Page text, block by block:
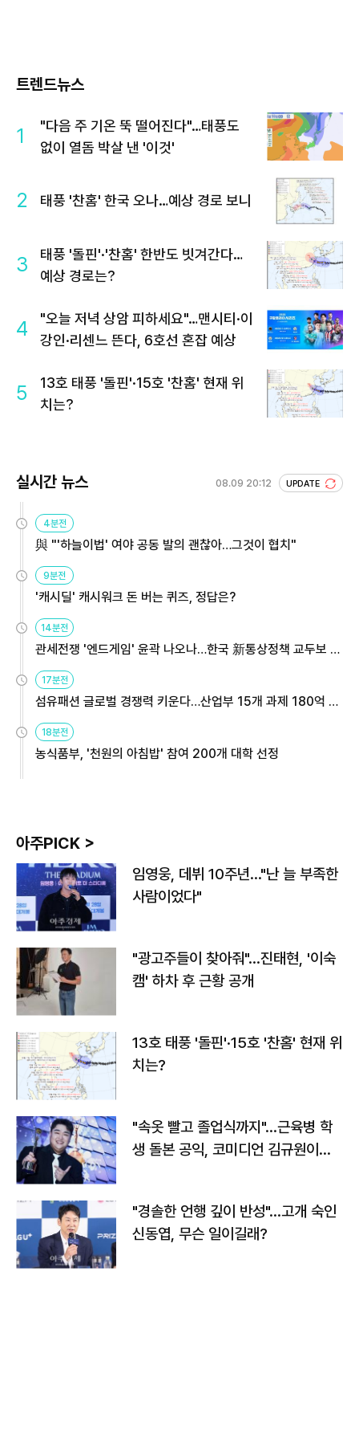
트렌드뉴스
1
"다음 주 기온 뚝 떨어진다"…태풍도
없이 열돔 박살 낸 '이것'
2 태풍 '찬홈' 한국 오나…예상 경로 보니
3
태풍 '돌핀'·'찬홈' 한반도 빗겨간다…
예상 경로는?
4
"오늘 저녁 상암 피하세요"…맨시티·이
강인·리센느 뜬다, 6호선 혼잡 예상
5
13호 태풍 '돌핀'·15호 '찬홈' 현재 위
치는?
실시간 뉴스 08.09 20:12 UPDATE
4분전
與 "'하늘이법' 여야 공동 발의 괜찮아…그것이 협치"
9분전
'캐시딜' 캐시워크 돈 버는 퀴즈, 정답은?
14분전
관세전쟁 '엔드게임' 윤곽 나오나…한국 新통상정책 교두보 활
용해야
17분전
섬유패션 글로벌 경쟁력 키운다…산업부 15개 과제 180억 지
원
18분전
농식품부, '천원의 아침밥' 참여 200개 대학 선정
아주PICK >
임영웅, 데뷔 10주년…"난 늘 부족한
사람이었다"
"광고주들이 찾아줘"…진태현, '이숙
캠' 하차 후 근황 공개
13호 태풍 '돌핀'·15호 '찬홈' 현재 위
치는?
"속옷 빨고 졸업식까지"…근육병 학
생 돌본 공익, 코미디언 김규원이었
"경솔한 언행 깊이 반성"…고개 숙인
신동엽, 무슨 일이길래?